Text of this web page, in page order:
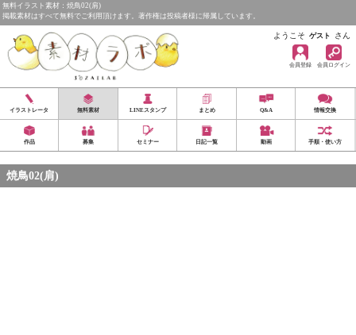
無料イラスト素材：焼鳥02(肩)
掲載素材はすべて無料でご利用頂けます。著作権は投稿者様に帰属しています。
ようこそ ゲスト さん
会員登録 会員ログイン
イラストレータ 無料素材 LINEスタンプ まとめ Q&A 情報交換
作品 募集 セミナー 日記一覧 動画 手順・使い方
焼鳥02(肩)